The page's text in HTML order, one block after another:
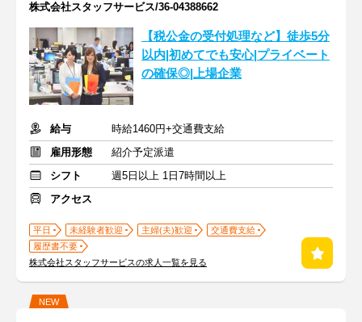
株式会社スタッフサービス/36-04388662
【税公金の受付処理など】徒歩5分
以内|初めてでも安心|プライベート
の確保◎|上場企業
給与
時給1460円+交通費支給
雇用形態
紹介予定派遣
シフト
週5日以上 1日7時間以上
アクセス
平日 未経験者歓迎 主婦(夫)歓迎
交通費支給
履歴書不要
株式会社スタッフサービスの求人一覧を見る
NEW